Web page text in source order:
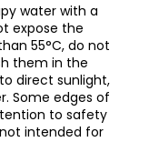
water with a
expose the
55°C, do not
them in the
direct sunlight,
Some edges of
to safety
intended for